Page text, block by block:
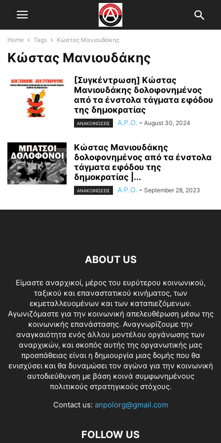
Home Tags Κώστας Μανιουδάκης
Κώστας Μανιουδάκης
[Συγκέντρωση] Κώστας
Μανιουδάκης δολοφονημένος
από τα ένστολα τάγματα εφόδου
της δημοκρατίας
ΑΝΑΚΟΙΝΏΣΕΙΣ A.P.O. - August 30, 2024
Κώστας Μανιουδάκης
δολοφονημένος από τα ένστολα
τάγματα εφόδου της
δημοκρατίας |...
ΑΝΑΚΟΙΝΏΣΕΙΣ A.P.O. - September 28, 2023
ABOUT US
Είμαστε αναρχικοί, μέρος του ευρύτερου κοινωνικού,
ταξικού και επαναστατικού κινήματος, των
εκμεταλλευομένων και των καταπιεζόμενων.
Αγωνιζόμαστε για την κοινωνική απελευθέρωση μέσω της
κοινωνικής επανάστασης. Αναγνωρίζουμε την
αναγκαιότητα ενός άλλου μοντέλου οργάνωσης των
αναρχικών, και σκοπός αυτής της οργανωτικής μας
προσπάθειας είναι η δημιουργία μιας δομής που θα
ενισχύσει και θα δυναμώσει τον αγώνα για την κοινωνική
αυτοδιεύθυνση με βάση κοινά συμφωνημένους
πολιτικούς στρατηγικούς στόχους.
Contact us: anpolorg@gmail.com
FOLLOW US